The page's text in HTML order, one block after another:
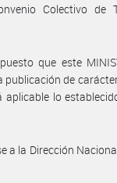
Colectivo de
que este
publicación de
lo
a la Dirección